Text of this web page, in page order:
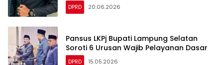
DPRD 20.06.2026
Pansus LKPj Bupati Lampung Selatan
Soroti 6 Urusan Wajib Pelayanan Dasar
DPRD 15.05.2026